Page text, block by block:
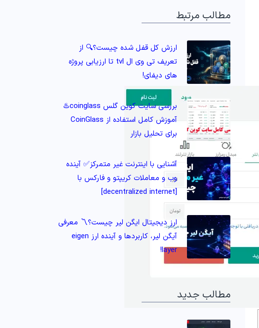
مطالب مرتبط
ارزش کل قفل شده چیست؟🔍 از
تعریف تی وی ال tvl تا ارزیابی پروژه‌
های دیفای!
بررسی سایت کوین گلس coinglass♨️
آموزش کامل استفاده از CoinGlass
برای تحلیل بازار
آشنایی با اینترنت غیر متمرکز✅ آینده
وب و معاملات کریپتو و فارکس با
[decentralized internet]
ارز دیجیتال ایگن لیر چیست؟〽️ معرفی
آیگن لیر، کاربردها و آینده ارز eigen
layer!
مطالب جدید